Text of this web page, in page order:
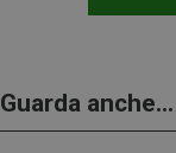
Guarda anche...